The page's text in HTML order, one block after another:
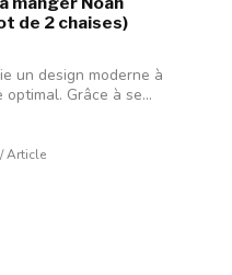
de 2 chaises)
un design moderne à
Grâce à se...
Article